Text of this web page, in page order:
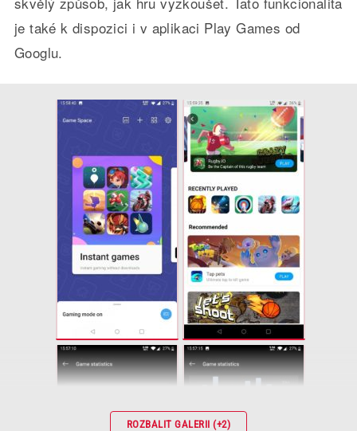
je také k dispozici i v aplikaci Play Games od
Googlu.
ROZBALIT GALERII (+2)